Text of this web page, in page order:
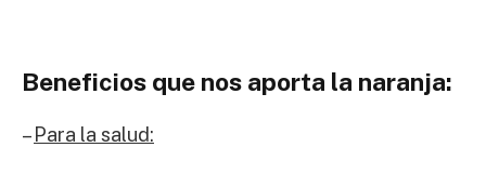
Beneficios que nos aporta la naranja:
– Para la salud: